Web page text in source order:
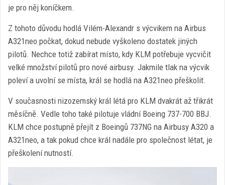
je pro něj koníčkem.
Z tohoto důvodu hodlá Vilém-Alexandr s výcvikem na Airbus
A321neo počkat, dokud nebude vyškoleno dostatek jiných
pilotů. Nechce totiž zabírat místo, kdy KLM potřebuje vycvičit
velké množství pilotů pro nové airbusy. Jakmile tlak na výcvik
poleví a uvolní se místa, král se hodlá na A321neo přeškolit.
V současnosti nizozemský král létá pro KLM dvakrát až třikrát
měsíčně. Vedle toho také pilotuje vládní Boeing 737-700 BBJ.
KLM chce postupně přejít z Boeingů 737NG na Airbusy A320 a
A321neo, a tak pokud chce král nadále pro společnost létat, je
přeškolení nutností.